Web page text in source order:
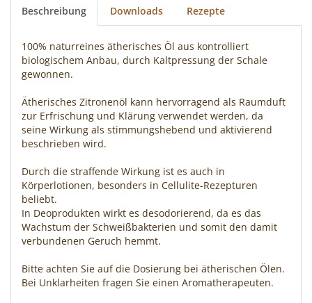
Beschreibung Downloads Rezepte
100% naturreines ätherisches Öl aus kontrolliert
biologischem Anbau, durch Kaltpressung der Schale
gewonnen.
Ätherisches Zitronenöl kann hervorragend als Raumduft
zur Erfrischung und Klärung verwendet werden, da
seine Wirkung als stimmungshebend und aktivierend
beschrieben wird.
Durch die straffende Wirkung ist es auch in
Körperlotionen, besonders in Cellulite-Rezepturen
beliebt.
In Deoprodukten wirkt es desodorierend, da es das
Wachstum der Schweißbakterien und somit den damit
verbundenen Geruch hemmt.
Bitte achten Sie auf die Dosierung bei ätherischen Ölen.
Bei Unklarheiten fragen Sie einen Aromatherapeuten.